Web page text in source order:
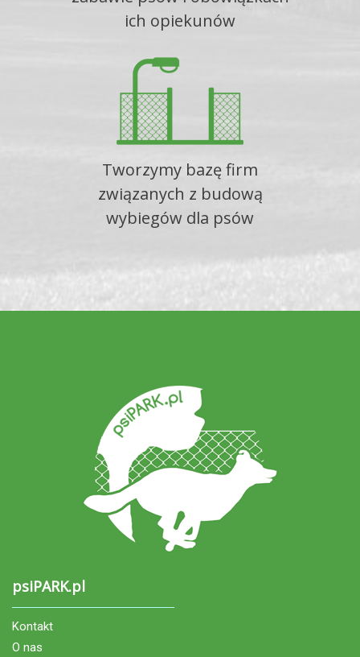
ich opiekunów
Tworzymy bazę firm
związanych z budową
wybiegów dla psów
psiPARK.pl
Kontakt
O nas